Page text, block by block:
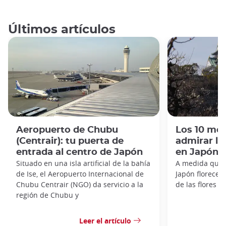
Últimos artículos
Aeropuerto de Chubu
(Centrair): tu puerta de
entrada al centro de Japón
Situado en una isla artificial de la bahía
de Ise, el Aeropuerto Internacional de
Chubu Centrair (NGO) da servicio a la
región de Chubu y
Leer el artículo
Los 10
admirar
en Japón
A medida que
Japón florece
de las flores